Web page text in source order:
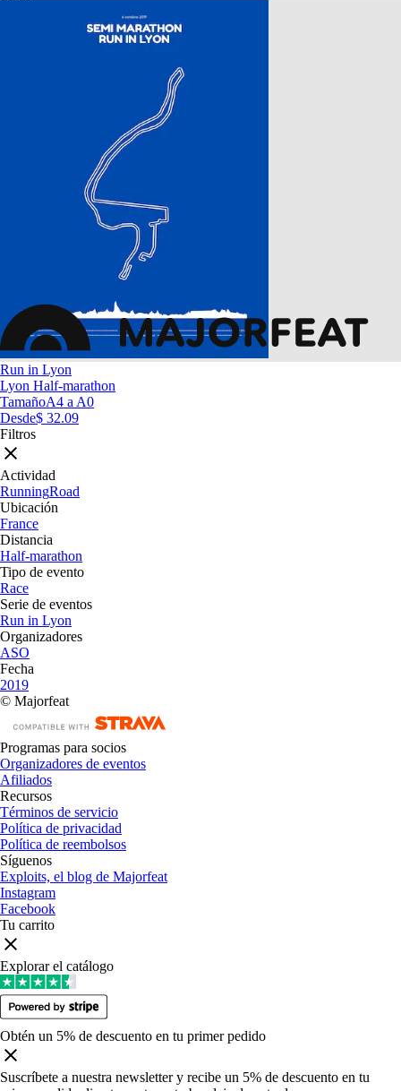
Run in Lyon
Lyon Half-marathon
TamañoA4 a A0
Desde$ 32.09
Filtros
Actividad
RunningRoad
Ubicación
France
Distancia
Half-marathon
Tipo de evento
Race
Serie de eventos
Run in Lyon
Organizadores
ASO
Fecha
2019
© Majorfeat
Programas para socios
Organizadores de eventos
Afiliados
Recursos
Términos de servicio
Política de privacidad
Política de reembolsos
Síguenos
Exploits, el blog de Majorfeat
Instagram
Facebook
Tu carrito
Explorar el catálogo
Obtén un 5% de descuento en tu primer pedido
Suscríbete a nuestra newsletter y recibe un 5% de descuento en tu